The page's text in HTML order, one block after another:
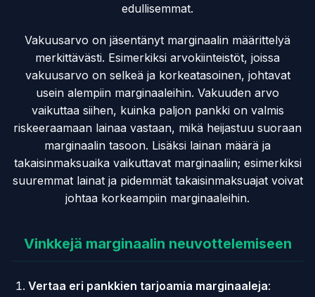
edullisemmat.
Vakuusarvo on jäsentänyt marginaalin määrittelyä
merkittävästi. Esimerkiksi arvokiinteistöt, joissa
vakuusarvo on selkeä ja korkeatasoinen, johtavat
usein alempiin marginaaleihin. Vakuuden arvo
vaikuttaa siihen, kuinka paljon pankki on valmis
riskeeraamaan lainaa vastaan, mikä heijastuu suoraan
marginaalin tasoon. Lisäksi lainan määrä ja
takaisinmaksuaika vaikuttavat marginaaliin; esimerkiksi
suuremmat lainat ja pidemmät takaisinmaksuajat voivat
johtaa korkeampiin marginaaleihin.
Vinkkejä marginaalin neuvottelemiseen
Vertaa eri pankkien tarjoamia marginaaleja: